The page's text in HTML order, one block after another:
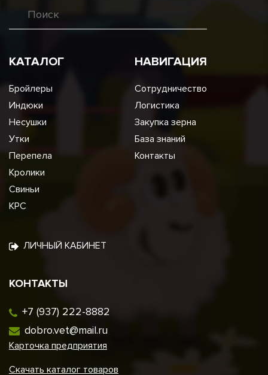
КАТАЛОГ
Бройлеры
Индюки
Несушки
Утки
Перепела
Кролики
Свиньи
КРС
НАВИГАЦИЯ
Сотрудничество
Логистика
Закупка зерна
База знаний
Контакты
ЛИЧНЫЙ КАБИНЕТ
КОНТАКТЫ
+7 (937) 222-8882
dobro.vet@mail.ru
Карточка предприятия
Скачать каталог товаров